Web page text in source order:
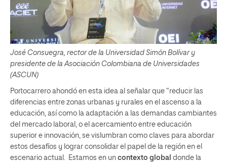
José Consuegra, rector de la Universidad Simón Bolívar y
presidente de la Asociación Colombiana de Universidades
(ASCUN)
Portocarrero ahondó en esta idea al señalar que “reducir las
diferencias entre zonas urbanas y rurales en el ascenso a la
educación, así como la adaptación a las demandas cambiantes
del mercado laboral, o el acercamiento entre educación
superior e innovación, se vislumbran como claves para abordar
estos desafíos y lograr consolidar el papel de la región en el
escenario actual. Estamos en un contexto global donde la